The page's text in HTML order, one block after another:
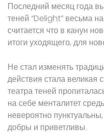
Последний месяц года
теней “Delight” весьма
считается что в канун
итоги уходящего, для
Не стал изменять
действия стала великая
театра теней
на себе менталитет
невероятно
добры и приветливы.